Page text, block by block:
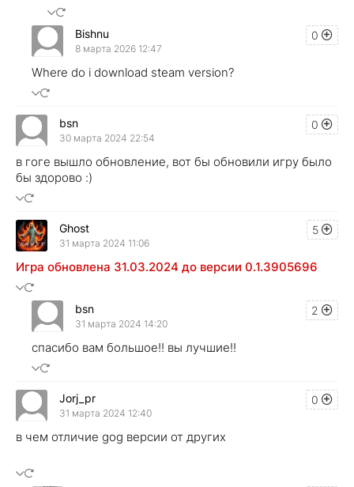
0
Bishnu
8 марта 2026 12:47
Where do i download steam version?
0
bsn
30 марта 2024 22:54
в гоге вышло обновление, вот бы обновили игру было
бы здорово :)
5
Ghost
31 марта 2024 11:06
Игра обновлена 31.03.2024 до версии 0.1.3905696
2
bsn
31 марта 2024 14:20
спасибо вам большое!! вы лучшие!!
0
Jorj_pr
31 марта 2024 12:40
в чем отличие gog версии от других